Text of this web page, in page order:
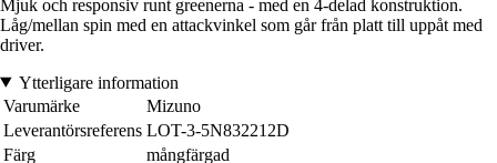
Mjuk och responsiv runt greenerna - med en 4-delad konstruktion.
Låg/mellan spin med en attackvinkel som går från platt till uppåt med
driver.
Ytterligare information
Varumärke
Mizuno
Leverantörsreferens LOT-3-5N832212D
Färg
mångfärgad